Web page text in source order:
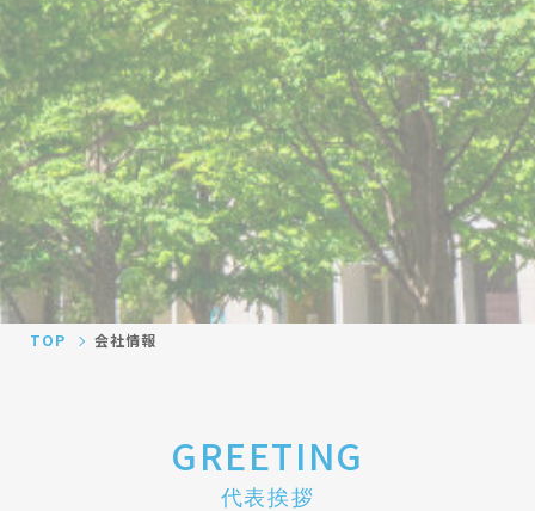
TOP 会社情報
GREETING
代表挨拶